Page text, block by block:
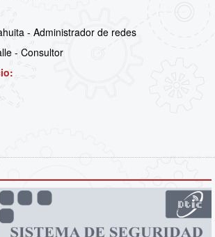
- Administrador de redes
- Consultor